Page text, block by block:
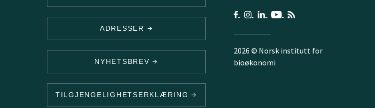
ADRESSER
NYHETSBREV
TILGJENGELIGHETSERKLÆRING
2026 © Norsk institutt for
bioøkonomi